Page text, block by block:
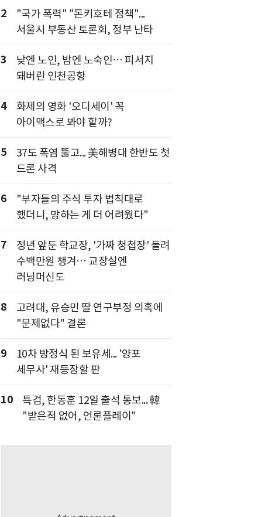
2
"국가 폭력" "돈키호테 정책"...
서울시 부동산 토론회, 정부 난타
3
낮엔 노인, 밤엔 노숙인… 피서지
돼버린 인천공항
4
화제의 영화 '오디세이' 꼭
아이맥스로 봐야 할까?
5
37도 폭염 뚫고... 美해병대 한반도 첫
드론 사격
6
"부자들의 주식 투자 법칙대로
했더니, 망하는 게 더 어려웠다"
7
정년 앞둔 학교장, '가짜 청첩장' 돌려
수백만원 챙겨… 교장실엔
러닝머신도
8
고려대, 유승민 딸 연구부정 의혹에
"문제없다" 결론
9
10차 방정식 된 보유세... '양포
세무사' 재등장할 판
10
특검, 한동훈 12일 출석 통보... 韓
"받은적 없어, 언론플레이"